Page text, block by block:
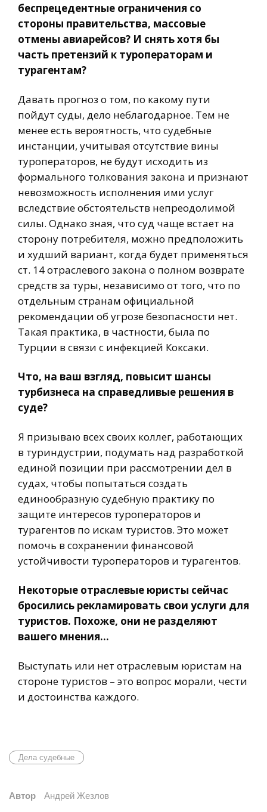
беспрецедентные ограничения со
стороны правительства, массовые
отмены авиарейсов? И снять хотя бы
часть претензий к туроператорам и
турагентам?
Давать прогноз о том, по какому пути
пойдут суды, дело неблагодарное. Тем не
менее есть вероятность, что судебные
инстанции, учитывая отсутствие вины
туроператоров, не будут исходить из
формального толкования закона и признают
невозможность исполнения ими услуг
вследствие обстоятельств непреодолимой
силы. Однако зная, что суд чаще встает на
сторону потребителя, можно предположить
и худший вариант, когда будет применяться
ст. 14 отраслевого закона о полном возврате
средств за туры, независимо от того, что по
отдельным странам официальной
рекомендации об угрозе безопасности нет.
Такая практика, в частности, была по
Турции в связи с инфекцией Коксаки.
Что, на ваш взгляд, повысит шансы
турбизнеса на справедливые решения в
суде?
Я призываю всех своих коллег, работающих
в туриндустрии, подумать над разработкой
единой позиции при рассмотрении дел в
судах, чтобы попытаться создать
единообразную судебную практику по
защите интересов туроператоров и
турагентов по искам туристов. Это может
помочь в сохранении финансовой
устойчивости туроператоров и турагентов.
Некоторые отраслевые юристы сейчас
бросились рекламировать свои услуги для
туристов. Похоже, они не разделяют
вашего мнения…
Выступать или нет отраслевым юристам на
стороне туристов – это вопрос морали, чести
и достоинства каждого.
Дела судебные
Автор Андрей Жезлов